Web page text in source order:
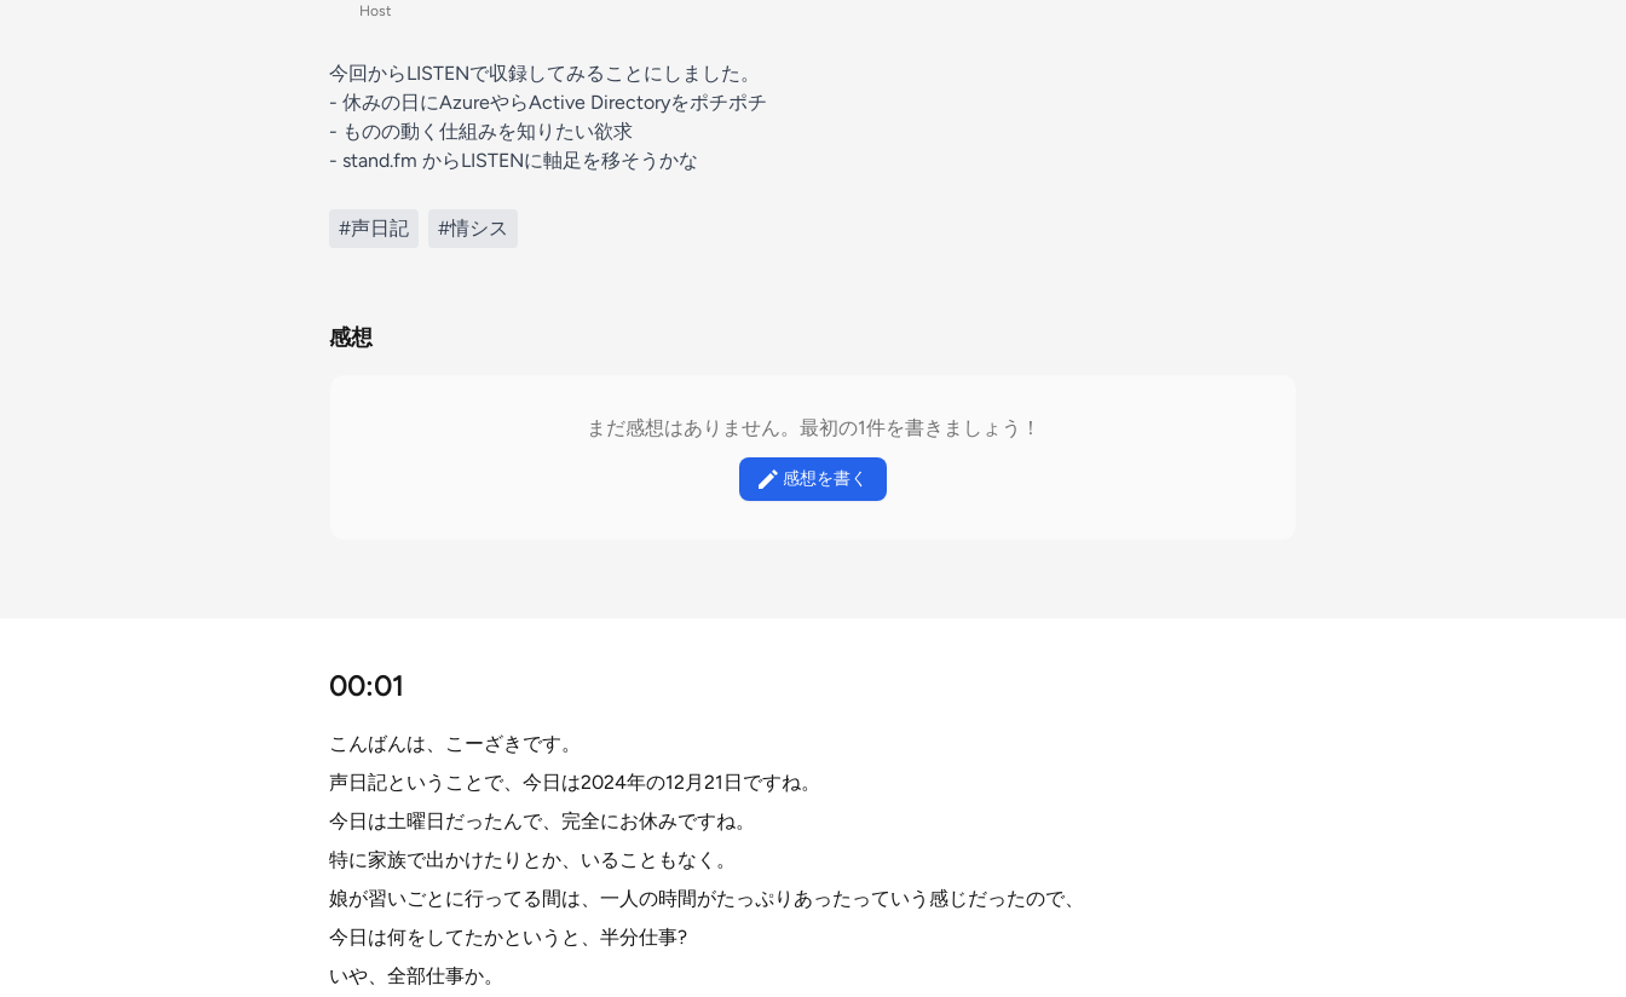
Host
今回からLISTENで収録してみることにしました。
- 休みの日にAzureやらActive Directoryをポチポチ
- ものの動く仕組みを知りたい欲求
- stand.fm からLISTENに軸足を移そうかな
#声日記 #情シス
感想
まだ感想はありません。最初の1件を書きましょう！
感想を書く
00:01
こんばんは、こーざきです。
声日記ということで、今日は2024年の12月21日ですね。
今日は土曜日だったんで、完全にお休みですね。
特に家族で出かけたりとか、いることもなく。
娘が習いごとに行ってる間は、一人の時間がたっぷりあったっていう感じだったので、
今日は何をしてたかというと、半分仕事?
いや、全部仕事か。